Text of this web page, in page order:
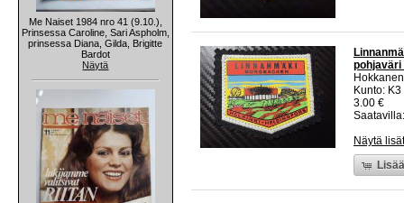
Me Naiset 1984 nro 41 (9.10.),
Prinsessa Caroline, Sari Aspholm,
prinsessa Diana, Gilda, Brigitte
Bardot
Näytä
pohjaväri
Kunto:
3.00 €
Näytä